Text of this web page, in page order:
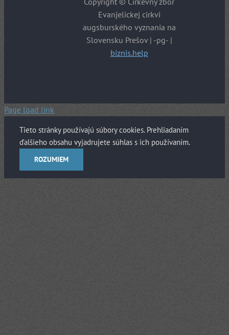
Evanjelickej cirkvi
augsburského vyznania na
Slovensku Prešov | -pg- |
biznis.help
Page load link
Tieto stránky používajú súbory cookies. Prehliadaním
ďalšieho obsahu vyjadrujete súhlas s ich používaním.
ROZUMIEM